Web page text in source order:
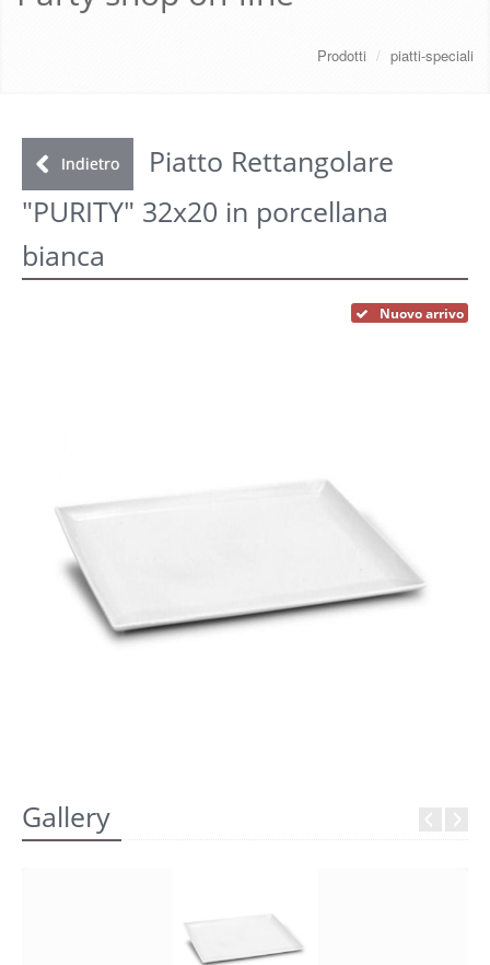
GALLERY
NEWS
REGISTRATI
Prodotti / piatti-speciali
Indietro
Piatto Rettangolare
"PURITY" 32x20 in porcellana
bianca
Nuovo arrivo
Gallery